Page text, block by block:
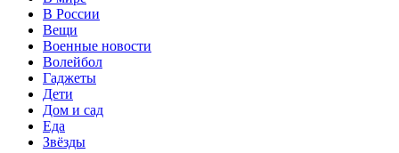
В России
Вещи
Военные новости
Волейбол
Гаджеты
Дети
Дом и сад
Еда
Звёзды